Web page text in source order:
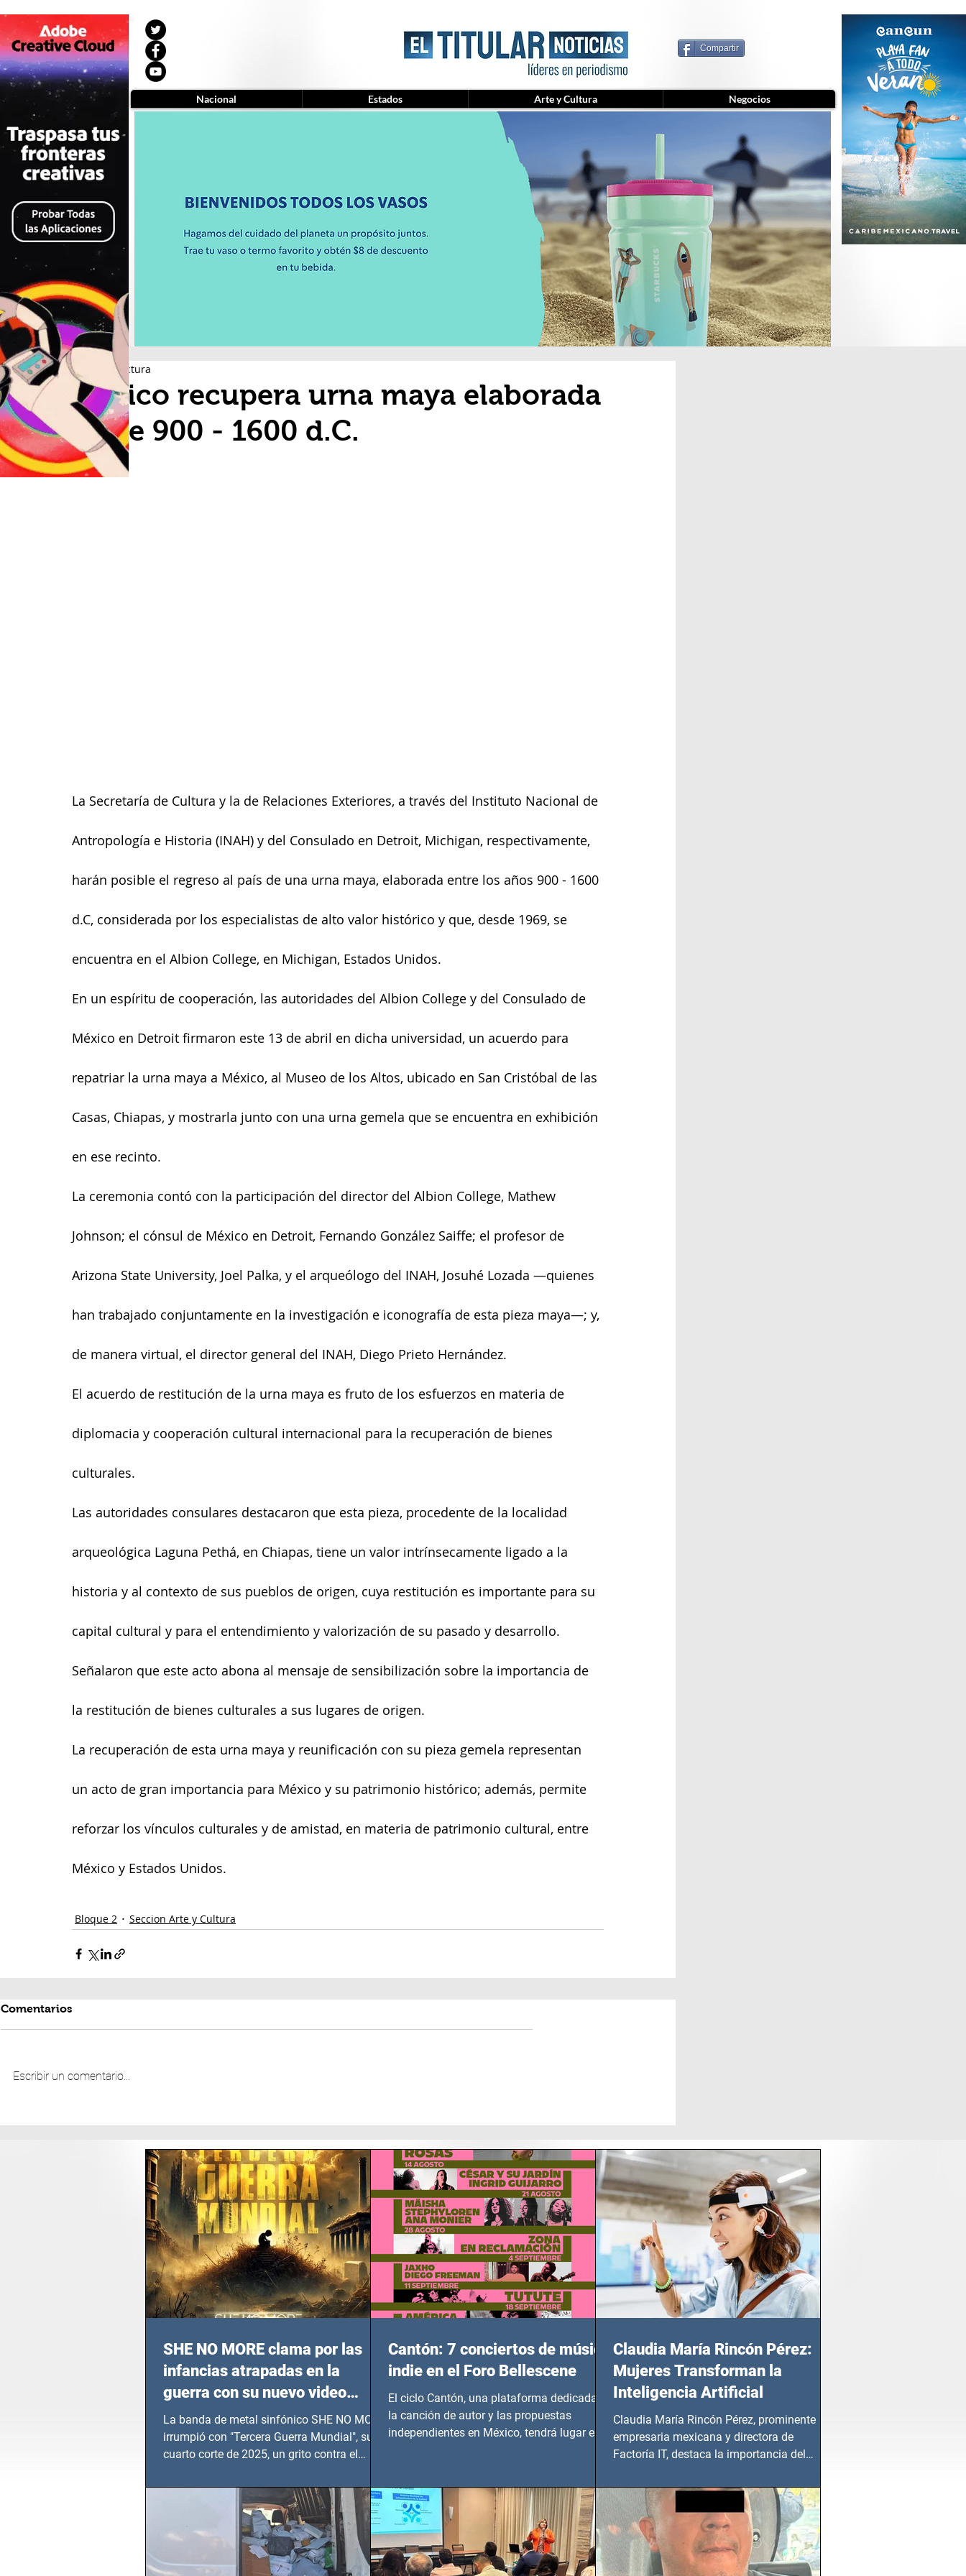
Compartir
México recupera urna maya elaborada
entre 900 - 1600 d.C.
2 min de lectura
La Secretaría de Cultura y la de Relaciones Exteriores, a través del Instituto Nacional de
Antropología e Historia (INAH) y del Consulado en Detroit, Michigan, respectivamente,
harán posible el regreso al país de una urna maya, elaborada entre los años 900 - 1600
d.C, considerada por los especialistas de alto valor histórico y que, desde 1969, se
encuentra en el Albion College, en Michigan, Estados Unidos.
En un espíritu de cooperación, las autoridades del Albion College y del Consulado de
México en Detroit firmaron este 13 de abril en dicha universidad, un acuerdo para
repatriar la urna maya a México, al Museo de los Altos, ubicado en San Cristóbal de las
Casas, Chiapas, y mostrarla junto con una urna gemela que se encuentra en exhibición
en ese recinto.
La ceremonia contó con la participación del director del Albion College, Mathew
Johnson; el cónsul de México en Detroit, Fernando González Saiffe; el profesor de
Arizona State University, Joel Palka, y el arqueólogo del INAH, Josuhé Lozada —quienes
han trabajado conjuntamente en la investigación e iconografía de esta pieza maya—; y,
de manera virtual, el director general del INAH, Diego Prieto Hernández.
El acuerdo de restitución de la urna maya es fruto de los esfuerzos en materia de
diplomacia y cooperación cultural internacional para la recuperación de bienes
culturales.
Las autoridades consulares destacaron que esta pieza, procedente de la localidad
arqueológica Laguna Pethá, en Chiapas, tiene un valor intrínsecamente ligado a la
historia y al contexto de sus pueblos de origen, cuya restitución es importante para su
capital cultural y para el entendimiento y valorización de su pasado y desarrollo.
Señalaron que este acto abona al mensaje de sensibilización sobre la importancia de
la restitución de bienes culturales a sus lugares de origen.
La recuperación de esta urna maya y reunificación con su pieza gemela representan
un acto de gran importancia para México y su patrimonio histórico; además, permite
reforzar los vínculos culturales y de amistad, en materia de patrimonio cultural, entre
México y Estados Unidos.
Bloque 2 Seccion Arte y Cultura
Comentarios
Escribir un comentario...
SHE NO MORE clama por las
infancias atrapadas en la
guerra con su nuevo video
TERCERA GUERRA MUNDIAL
La banda de metal sinfónico SHE NO MORE
irrumpió con "Tercera Guerra Mundial", su
cuarto corte de 2025, un grito contra el
en epicentros bélicos.
Cantón: 7 conciertos de música
indie en el Foro Bellescene
El ciclo Cantón, una plataforma dedicada a
la canción de autor y las propuestas
independientes en México, tendrá lugar en el
del 14 de agosto al 25 de septiembre, a las
20:00 horas.
Claudia María Rincón Pérez:
Mujeres Transforman la
Inteligencia Artificial
Claudia María Rincón Pérez, prominente
empresaria mexicana y directora de
Factoría IT, destaca la importancia del
Nacional Estados Arte y Cultura Negocios